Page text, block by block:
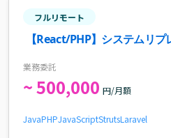
フルリモート
【React/PHP】システムリ
業務委託
~ 500,000 円/月額
JavaPHPJavaScriptStrutsLaravel